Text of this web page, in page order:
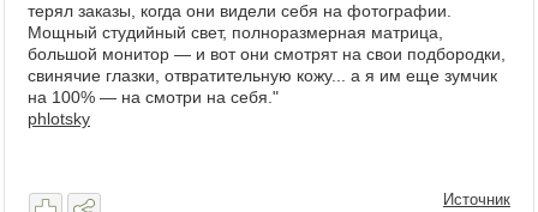
терял заказы, когда они видели себя на фотографии.
Мощный студийный свет, полноразмерная матрица,
большой монитор — и вот они смотрят на свои подбородки,
свинячие глазки, отвратительную кожу... а я им еще зумчик
на 100% — на смотри на себя."
phlotsky
Источник